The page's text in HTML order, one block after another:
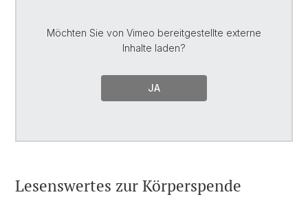
Möchten Sie von Vimeo bereitgestellte externe
Inhalte laden?
JA
Lesenswertes zur Körperspende